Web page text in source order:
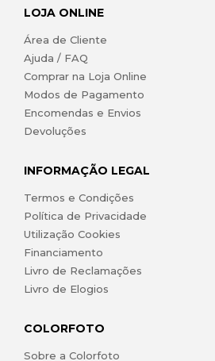
LOJA ONLINE
Área de Cliente
Ajuda / FAQ
Comprar na Loja Online
Modos de Pagamento
Encomendas e Envios
Devoluções
INFORMAÇÃO LEGAL
Termos e Condições
Política de Privacidade
Utilização Cookies
Financiamento
Livro de Reclamações
Livro de Elogios
COLORFOTO
Sobre a Colorfoto